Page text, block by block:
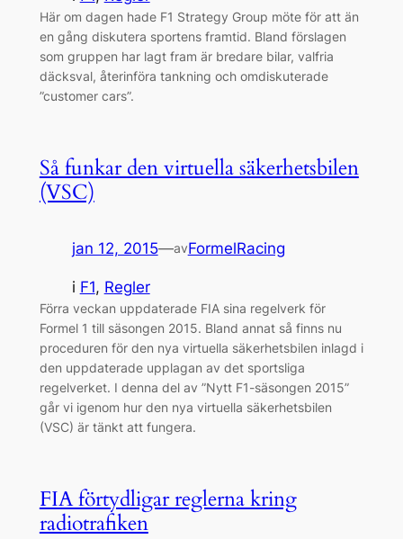
Här om dagen hade F1 Strategy Group möte för att än
en gång diskutera sportens framtid. Bland förslagen
som gruppen har lagt fram är bredare bilar, valfria
däcksval, återinföra tankning och omdiskuterade
”customer cars”.
Så funkar den virtuella säkerhetsbilen
(VSC)
jan 12, 2015—avFormelRacing
i F1, Regler
Förra veckan uppdaterade FIA sina regelverk för
Formel 1 till säsongen 2015. Bland annat så finns nu
proceduren för den nya virtuella säkerhetsbilen inlagd i
den uppdaterade upplagan av det sportsliga
regelverket. I denna del av ”Nytt F1-säsongen 2015”
går vi igenom hur den nya virtuella säkerhetsbilen
(VSC) är tänkt att fungera.
FIA förtydligar reglerna kring
radiotrafiken